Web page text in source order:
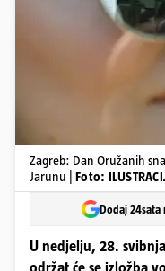
Zagreb: Dan Oružanih
Jarunu | Foto:
Dodaj 24sata
U nedjelju, 28.
održat će se izložba